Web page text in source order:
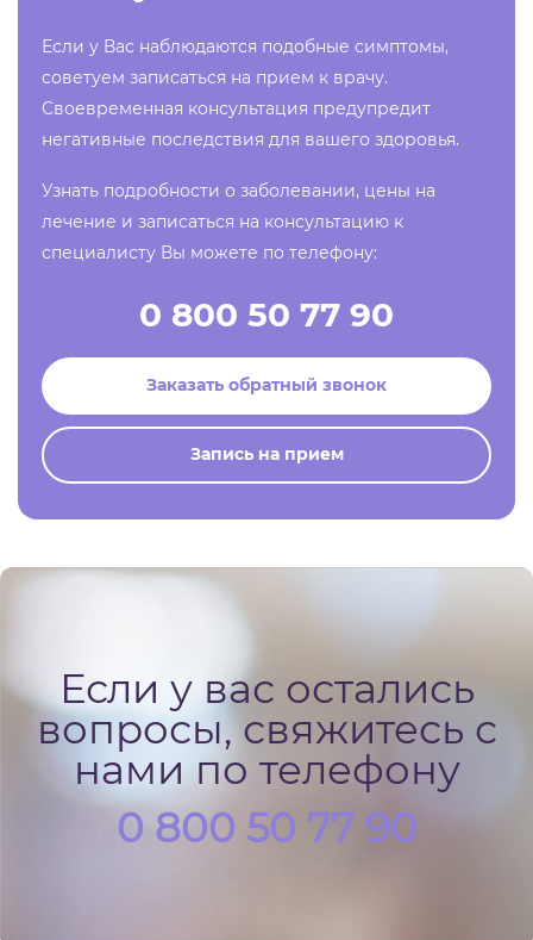
Если у Вас наблюдаются подобные симптомы,
советуем записаться на прием к врачу.
Своевременная консультация предупредит
негативные последствия для вашего здоровья.
Узнать подробности о заболевании, цены на
лечение и записаться на консультацию к
специалисту Вы можете по телефону:
0 800 50 77 90
Заказать обратный звонок
Запись на прием
Если у вас остались
вопросы, свяжитесь с
нами по телефону
0 800 50 77 90